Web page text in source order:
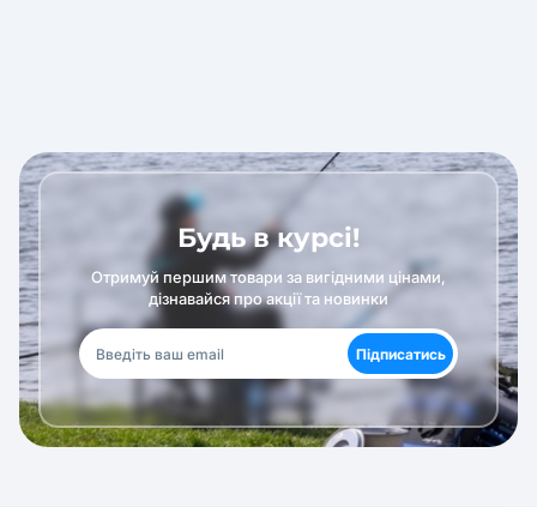
Будь в курсі!
Отримуй першим товари за вигідними цінами,
дізнавайся про акції та новинки
Підписатись